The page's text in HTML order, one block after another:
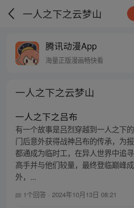
一人之下之云梦山
腾讯动漫App
海量正版漫画畅快看
一人之下之云梦山
一人之下之吕布
有一个故事是吕烈穿越到一人之下
门后意外获得战神吕布的传承，为
都通成为临时工，在异人世界中追
高手并与他们较量，最终登临巅峰
外，...
1个回答 · 2024年10月13日 08:21